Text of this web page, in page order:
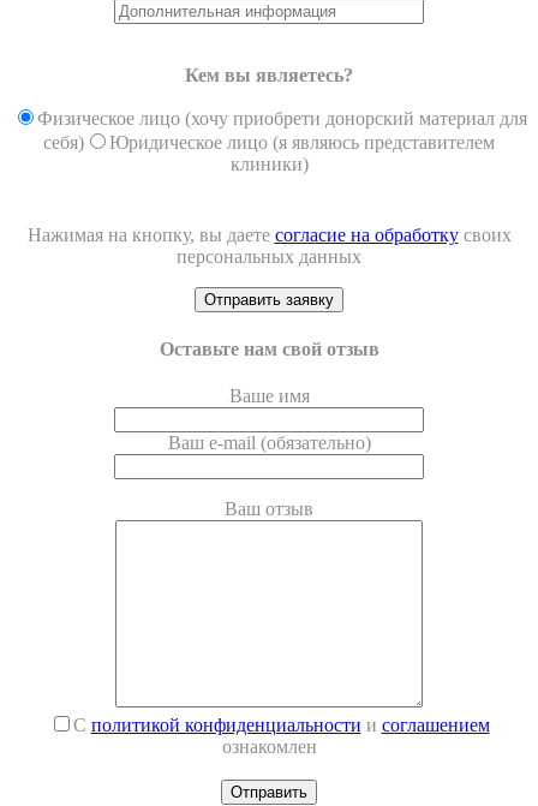
Кем вы являетесь?
Физическое лицо (хочу приобрети донорский материал для
себя)
Юридическое лицо (я являюсь представителем
клиники)
Нажимая на кнопку, вы даете согласие на обработкусвоих
персональных данных
Оставьте нам свой отзыв
Ваше имя
Ваш e-mail (обязательно)
Ваш отзыв
С политикой конфиденциальности и соглашением
ознакомлен